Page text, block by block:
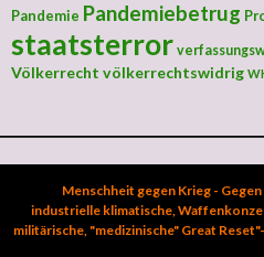
Pandemie Pandemiebetrug
staatsterror
Völkerrecht völkerrechtswidrig
Menschheit gegen Krieg -
industrielle klimatische,
militärische, "medizinische" Great